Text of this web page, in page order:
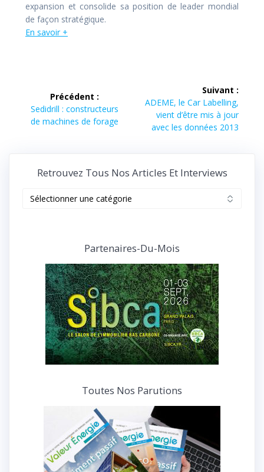
expansion et consolide sa position de leader mondial
de façon stratégique.
En savoir +
de
l’article
Précédent :
Article
précédent :
Sedidrill : constructeurs
de machines de forage
Suivant :
Article
suivant :
ADEME, le Car Labelling,
vient d’être mis à jour
avec les données 2013
Retrouvez Tous Nos Articles Et Interviews
interviews
Partenaires-Du-Mois
Toutes Nos Parutions